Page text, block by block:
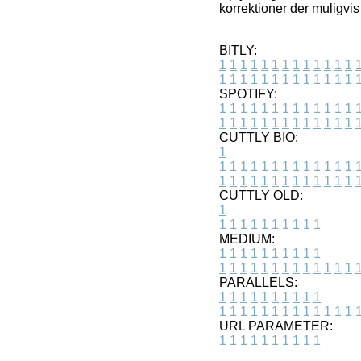
korrektioner der
BITLY:
1 1 1 1 1 1 1 1 1 1 1 1 1 1
1 1 1 1 1 1 1 1 1 1 1 1 1 1
SPOTIFY:
1 1 1 1 1 1 1 1 1 1 1 1 1 1
1 1 1 1 1 1 1 1 1 1 1 1 1 1
CUTTLY BIO:
1
1 1 1 1 1 1 1 1 1 1 1 1 1 1
1 1 1 1 1 1 1 1 1 1 1 1 1 1
CUTTLY OLD:
1
1 1 1 1 1 1 1 1 1 1
MEDIUM:
1 1 1 1 1 1 1 1 1 1
1 1 1 1 1 1 1 1 1 1 1 1 1 1
PARALLELS:
1 1 1 1 1 1 1 1 1 1
1 1 1 1 1 1 1 1 1 1 1 1 1 1
URL PARAMETER:
1 1 1 1 1 1 1 1 1 1